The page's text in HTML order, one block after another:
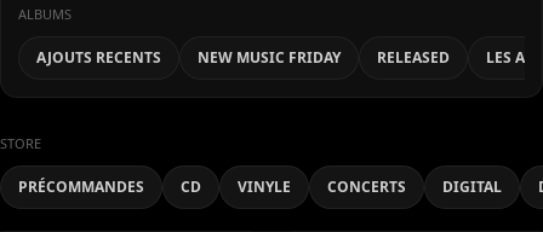
ALBUMS
AJOUTS RECENTS NEW MUSIC FRIDAY RELEASED LES
STORE
PRÉCOMMANDES CD VINYLE CONCERTS DIGITAL